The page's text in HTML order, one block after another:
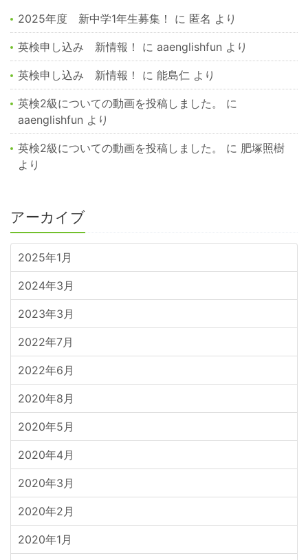
2025年度 新中学1年生募集！ に 匿名 より
英検申し込み 新情報！ に aaenglishfun より
英検申し込み 新情報！ に能島仁 より
英検2級についての動画を投稿しました。
に
aaenglishfun より
英検2級についての動画を投稿しました。 に 肥塚照樹
より
アーカイブ
2025年1月
2024年3月
2023年3月
2022年7月
2022年6月
2020年8月
2020年5月
2020年4月
2020年3月
2020年2月
2020年1月